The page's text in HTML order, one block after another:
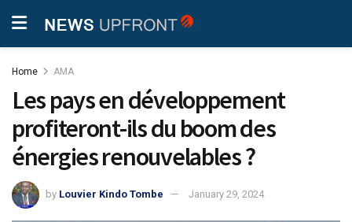
Home AMA
Les pays en développement
profiteront-ils du boom des
énergies renouvelables ?
by Louvier Kindo Tombe January 29, 2024